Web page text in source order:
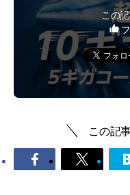
この
この記